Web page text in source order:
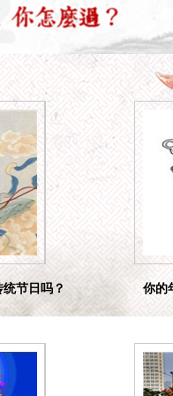
节日吗？ 你的